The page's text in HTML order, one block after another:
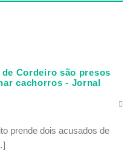
Cordeiro são presos
cachorros - Jornal
prende dois acusados de